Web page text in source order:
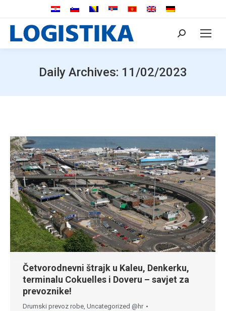
Search:
Daily Archives: 11/02/2023
Četvorodnevni štrajk u Kaleu, Denkerku,
terminalu Cokuelles i Doveru – savjet za
prevoznike!
Drumski prevoz robe, Uncategorized @hr